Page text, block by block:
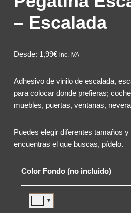
– Escalada
Desde: 1,99€ inc. IVA
Adhesivo de vinilo de escalada,
para colocar donde prefieras;
muebles, puertas, ventanas,
Puedes elegir diferentes tamaños y
encuentras el que buscas, pídelo.
Color Fondo (no incluido)
▼